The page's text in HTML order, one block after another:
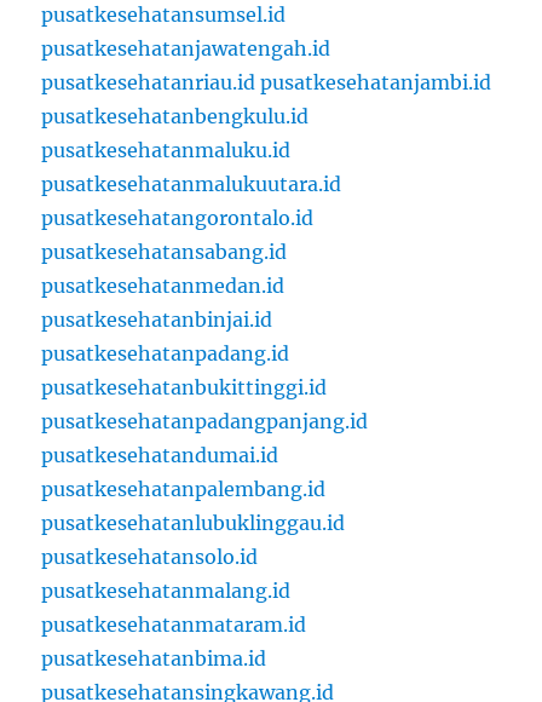
pusatkesehatansumsel.id
pusatkesehatanjawatengah.id
pusatkesehatanriau.id pusatkesehatanjambi.id
pusatkesehatanbengkulu.id
pusatkesehatanmaluku.id
pusatkesehatanmalukuutara.id
pusatkesehatangorontalo.id
pusatkesehatansabang.id
pusatkesehatanmedan.id
pusatkesehatanbinjai.id
pusatkesehatanpadang.id
pusatkesehatanbukittinggi.id
pusatkesehatanpadangpanjang.id
pusatkesehatandumai.id
pusatkesehatanpalembang.id
pusatkesehatanlubuklinggau.id
pusatkesehatansolo.id
pusatkesehatanmalang.id
pusatkesehatanmataram.id
pusatkesehatanbima.id
pusatkesehatansingkawang.id